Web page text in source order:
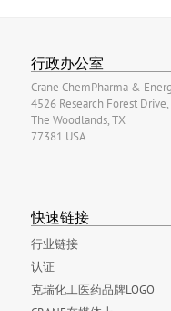
行政办公室
Crane ChemPharma &
4526 Research Forest
The Woodlands, TX
77381 USA
快速链接
行业链接
认证
克瑞化工医药品牌LOGO